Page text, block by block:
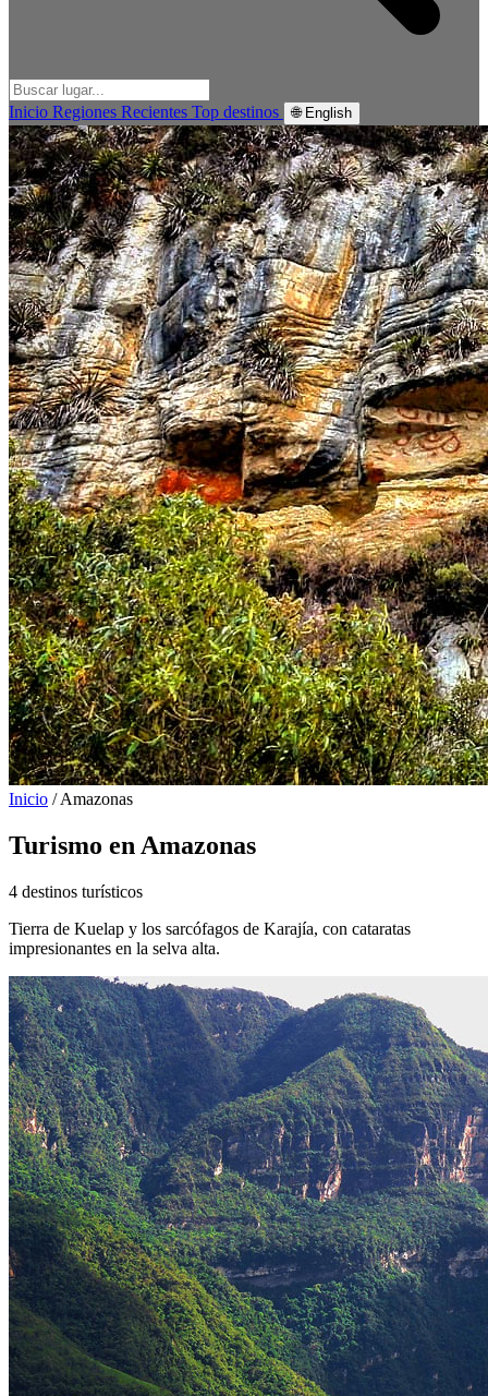
Inicio Regiones Recientes Top destinos 🌐 English
Inicio / Amazonas
Turismo en Amazonas
4 destinos turísticos
Tierra de Kuelap y los sarcófagos de Karajía, con cataratas
impresionantes en la selva alta.